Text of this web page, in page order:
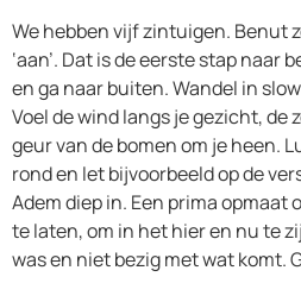
We hebben vijf zintuigen. Benut
‘aan’. Dat is de eerste stap naar
en ga naar buiten. Wandel in
Voel de wind langs je gezicht, de
geur van de bomen om je heen.
rond en let bijvoorbeeld op de
Adem diep in. Een prima opmaat
te laten, om in het hier en nu te
was en niet bezig met wat komt.